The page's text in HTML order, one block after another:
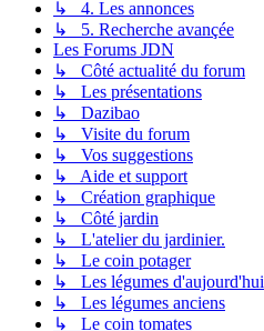
↳ 4. Les annonces
↳ 5. Recherche avançée
Les Forums JDN
↳ Côté actualité du forum
↳ Les présentations
↳ Dazibao
↳ Visite du forum
↳ Vos suggestions
↳ Aide et support
↳ Création graphique
↳ Côté jardin
↳ L'atelier du jardinier.
↳ Le coin potager
↳ Les légumes d'aujourd'hui
↳ Les légumes anciens
↳ Le coin tomates